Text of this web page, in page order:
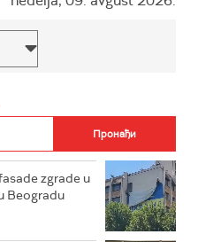
zgrade u
Beogradu